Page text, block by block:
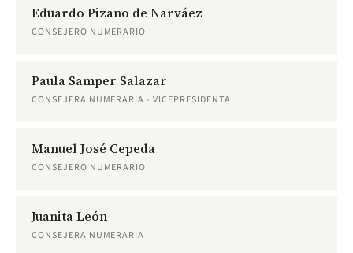
Eduardo Pizano de Narváez
CONSEJERO NUMERARIO
Paula Samper Salazar
CONSEJERA NUMERARIA - VICEPRESIDENTA
Manuel José Cepeda
CONSEJERO NUMERARIO
Juanita León
CONSEJERA NUMERARIA